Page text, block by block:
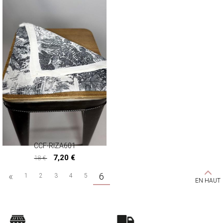
CCF-RIZA601
18 €
7,20 €
« 1 2 3 4 5 6 EN HAUT